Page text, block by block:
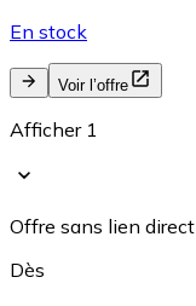
En stock
Voir l’offre
Afficher 1
Offre sans lien direct
Dès